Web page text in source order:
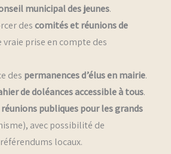
municipal des jeunes.
descomités et réunions de
vraie prise en compte des
des permanences d’élus en mairie.
de doléances accessible à tous.
réunions publiques pour les grands
avec possibilité de
locaux.